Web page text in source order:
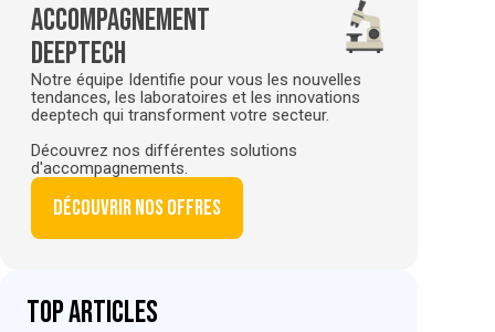
Accompagnement
deeptech
Notre équipe Identifie pour vous les nouvelles
tendances, les laboratoires et les innovations
deeptech qui transforment votre secteur.
Découvrez nos différentes solutions
d'accompagnements.
Découvrir nos offres
Top articles